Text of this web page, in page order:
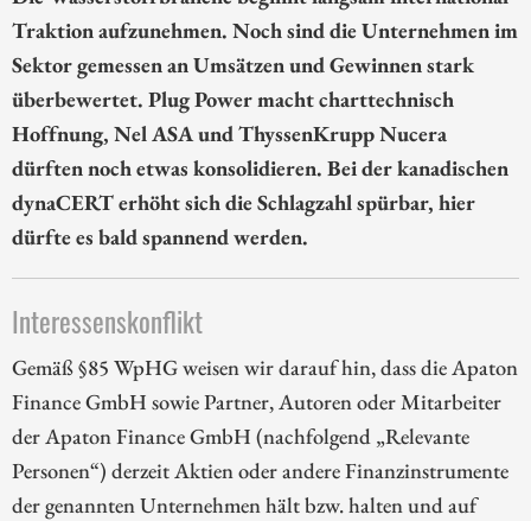
Traktion aufzunehmen. Noch sind die Unternehmen im
Sektor gemessen an Umsätzen und Gewinnen stark
überbewertet. Plug Power macht charttechnisch
Hoffnung, Nel ASA und ThyssenKrupp Nucera
dürften noch etwas konsolidieren. Bei der kanadischen
dynaCERT erhöht sich die Schlagzahl spürbar, hier
dürfte es bald spannend werden.
Interessenskonflikt
Gemäß §85 WpHG weisen wir darauf hin, dass die Apaton
Finance GmbH sowie Partner, Autoren oder Mitarbeiter
der Apaton Finance GmbH (nachfolgend „Relevante
Personen“) derzeit Aktien oder andere Finanzinstrumente
der genannten Unternehmen hält bzw. halten und auf